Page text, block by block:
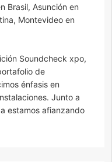
Brasil, Asunción en
Montevideo en
Soundcheck xpo,
de
énfasis en
Junto a
estamos afianzando